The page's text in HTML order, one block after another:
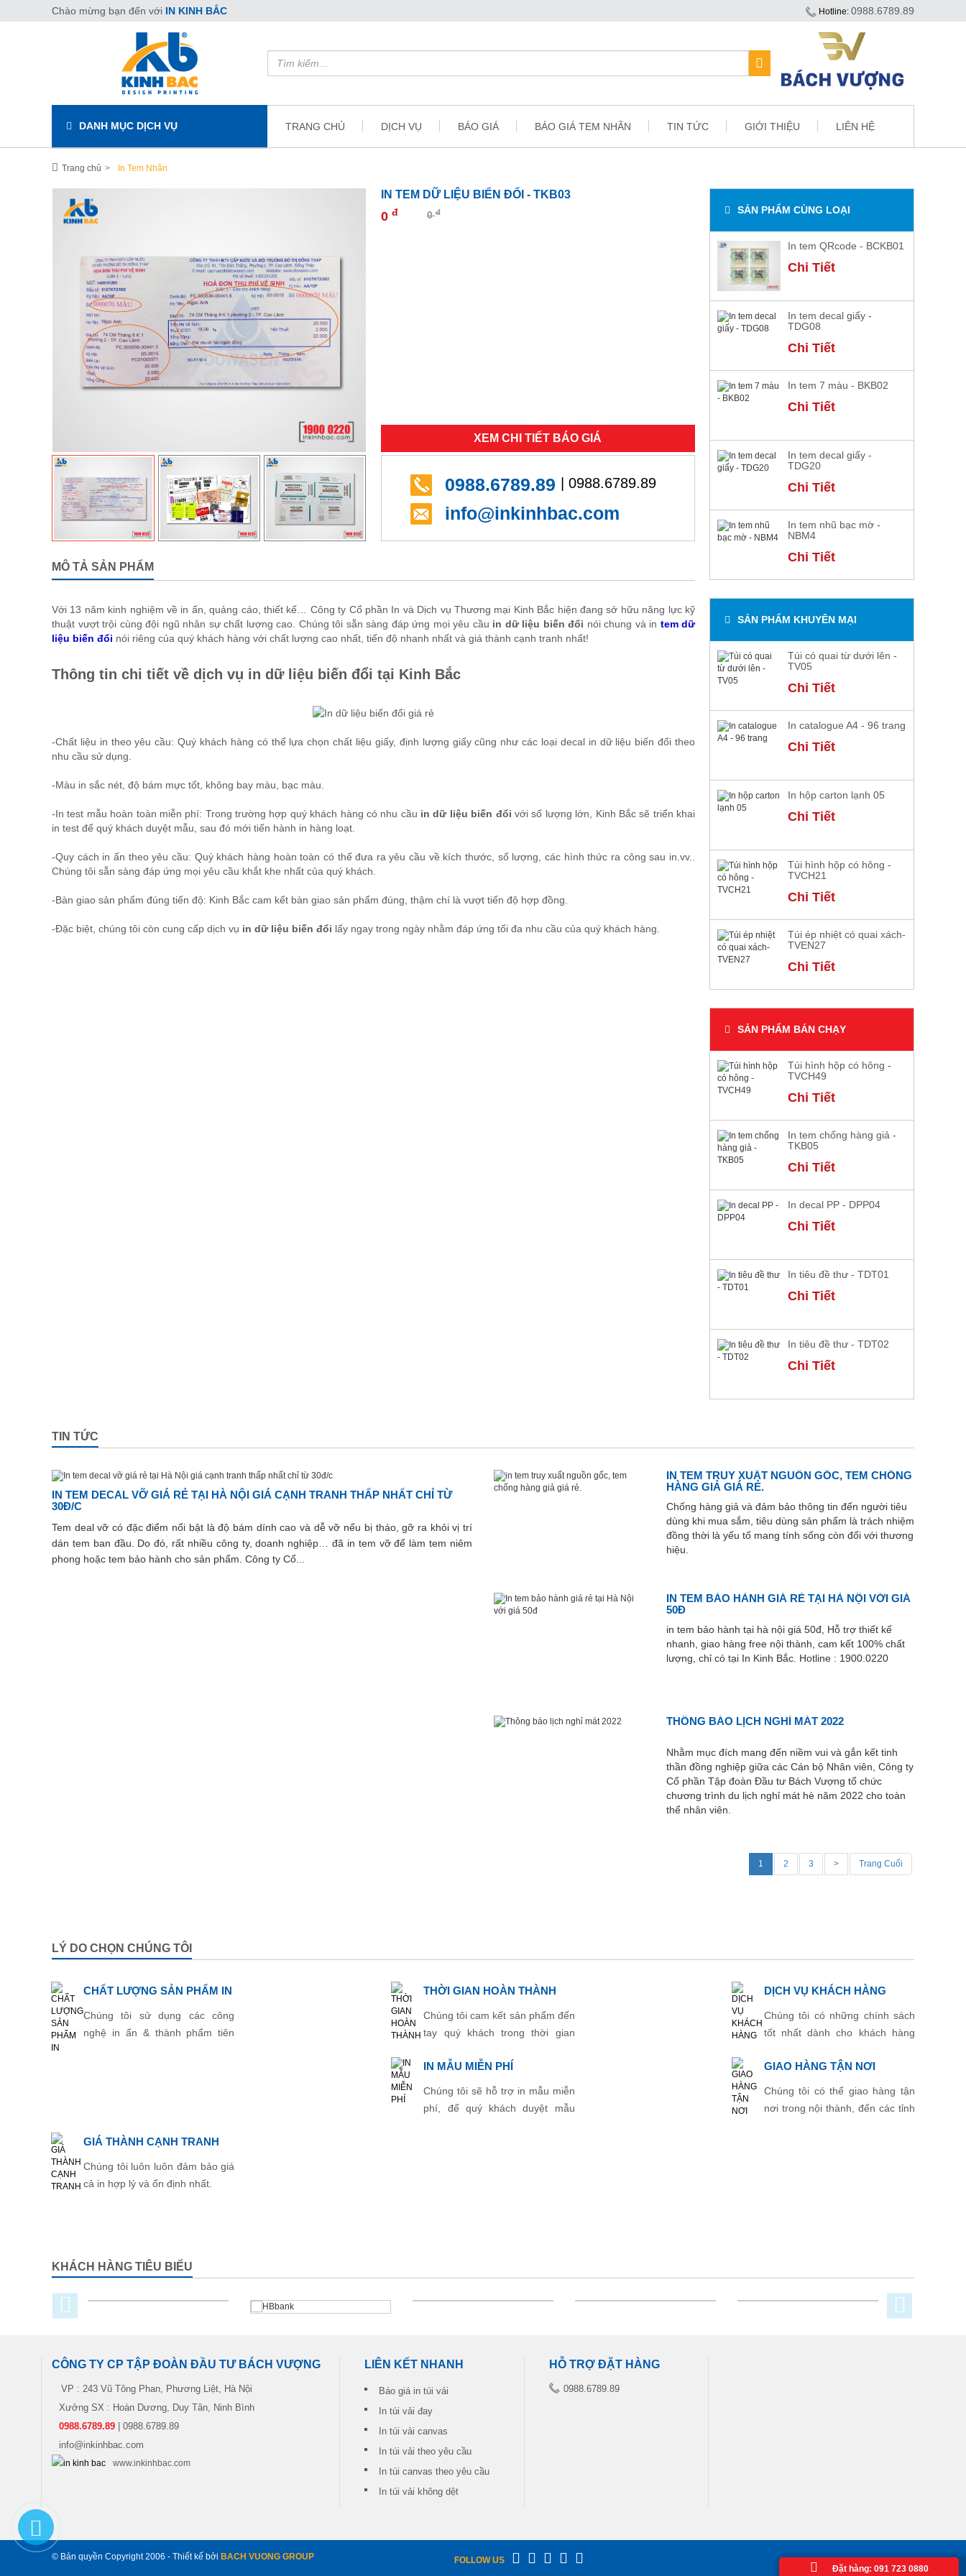
Chào mừng bạn đến với IN KINH BẮC Hotline: 0988.6789.89
DANH MỤC DỊCH VỤ TRANG CHỦ DỊCH VỤ BÁO GIÁ BÁO GIÁ TEM NHÃN TIN TỨC GIỚI THIỆU LIÊN HỆ
Trang chủ In Tem Nhãn
IN TEM DỮ LIỆU BIẾN ĐỔI - TKB03
0 đ 0đ
XEM CHI TIẾT BÁO GIÁ
0988.6789.89 | 0988.6789.89
info@inkinhbac.com
MÔ TẢ SẢN PHẨM
Với 13 năm kinh nghiệm về in ấn, quảng cáo, thiết kế… Công ty Cổ phần In và Dịch vụ Thương mại Kinh Bắc hiện đang sở hữu năng lực kỹ
thuật vượt trội cùng đội ngũ nhân sự chất lượng cao. Chúng tôi sẵn sàng đáp ứng mọi yêu cầu in dữ liệu biến đổi nói chung và in tem dữ
liệu biến đổi nói riêng của quý khách hàng với chất lượng cao nhất, tiến độ nhanh nhất và giá thành cạnh tranh nhất!
Thông tin chi tiết về dịch vụ in dữ liệu biến đổi tại Kinh Bắc
-Chất liệu in theo yêu cầu: Quý khách hàng có thể lựa chọn chất liệu giấy, định lượng giấy cũng như các loại decal in dữ liệu biến đổi theo
nhu cầu sử dụng.
-Màu in sắc nét, độ bám mực tốt, không bay màu, bạc màu.
-In test mẫu hoàn toàn miễn phí: Trong trường hợp quý khách hàng có nhu cầu in dữ liệu biến đổi với số lượng lớn, Kinh Bắc sẽ triển khai
in test để quý khách duyệt mẫu, sau đó mới tiến hành in hàng loạt.
-Quy cách in ấn theo yêu cầu: Quý khách hàng hoàn toàn có thể đưa ra yêu cầu về kích thước, số lượng, các hình thức ra công sau in.vv..
Chúng tôi sẵn sàng đáp ứng mọi yêu cầu khắt khe nhất của quý khách.
-Bàn giao sản phẩm đúng tiến độ: Kinh Bắc cam kết bàn giao sản phẩm đúng, thậm chí là vượt tiến độ hợp đồng.
-Đặc biệt, chúng tôi còn cung cấp dịch vụ in dữ liệu biến đổi lấy ngay trong ngày nhằm đáp ứng tối đa nhu cầu của quý khách hàng.
SẢN PHẨM CÙNG LOẠI
In tem QRcode - BCKB01
Chi Tiết
In tem decal giấy -
TDG08
Chi Tiết
In tem 7 màu - BKB02
Chi Tiết
In tem decal giấy -
TDG20
Chi Tiết
In tem nhũ bạc mờ -
NBM4
Chi Tiết
SẢN PHẨM KHUYÊN MẠI
Túi có quai từ dưới lên -
TV05
Chi Tiết
In catalogue A4 - 96 trang
Chi Tiết
In hộp carton lạnh 05
Chi Tiết
Túi hình hộp có hông -
TVCH21
Chi Tiết
Túi ép nhiệt có quai xách-
TVEN27
Chi Tiết
SẢN PHẨM BÁN CHẠY
Túi hình hộp có hông -
TVCH49
Chi Tiết
In tem chống hàng giả -
TKB05
Chi Tiết
In decal PP - DPP04
Chi Tiết
In tiêu đề thư - TDT01
Chi Tiết
In tiêu đề thư - TDT02
Chi Tiết
TIN TỨC
IN TEM DECAL VỠ GIÁ RẺ TẠI HÀ NỘI GIÁ CẠNH TRANH THẤP NHẤT CHỈ TỪ
30Đ/C
​Tem deal vỡ có đặc điểm nổi bật là độ bám dính cao và dễ vỡ nếu bị tháo, gỡ ra khỏi vị trí
dán tem ban đầu. Do đó, rất nhiều công ty, doanh nghiệp… đã in tem vỡ để làm tem niêm
phong hoặc tem bảo hành cho sản phẩm. Công ty Cổ...
IN TEM TRUY XUẤT NGUỒN GỐC, TEM CHỐNG
HÀNG GIẢ GIÁ RẺ.
Chống hàng giả và đảm bảo thông tin đến người tiêu
dùng khi mua sắm, tiêu dùng sản phẩm là trách nhiệm
đồng thời là yếu tố mang tính sống còn đối với thương
hiệu.
IN TEM BẢO HÀNH GIÁ RẺ TẠI HÀ NỘI VỚI GIÁ
50Đ
in tem bảo hành tại hà nội giá 50đ, Hỗ trợ thiết kế
nhanh, giao hàng free nội thành, cam kết 100% chất
lượng, chỉ có tại In Kinh Bắc. Hotline : 1900.0220
THÔNG BÁO LỊCH NGHỈ MÁT 2022
Nhằm mục đích mang đến niềm vui và gắn kết tinh
thần đồng nghiệp giữa các Cán bộ Nhân viên, Công ty
Cổ phần Tập đoàn Đầu tư Bách Vượng tổ chức
chương trình du lịch nghỉ mát hè năm 2022 cho toàn
thể nhân viên.
1 2 3 > Trang Cuối
LÝ DO CHỌN CHÚNG TÔI
CHẤT LƯỢNG SẢN PHẨM IN
Chúng tôi sử dụng các công
nghệ in ấn & thành phẩm tiên
THỜI GIAN HOÀN THÀNH
Chúng tôi cam kết sản phẩm đến
tay quý khách trong thời gian
DỊCH VỤ KHÁCH HÀNG
Chúng tôi có những chính sách
tốt nhất dành cho khách hàng
IN MẪU MIỄN PHÍ
Chúng tôi sẽ hỗ trợ in mẫu miễn
phí, để quý khách duyệt mẫu
GIAO HÀNG TẬN NƠI
Chúng tôi có thể giao hàng tận
nơi trong nội thành, đến các tỉnh
GIÁ THÀNH CẠNH TRANH
Chúng tôi luôn luôn đảm bảo giá
cả in hợp lý và ổn định nhất.
KHÁCH HÀNG TIÊU BIỂU
CÔNG TY CP TẬP ĐOÀN ĐẦU TƯ BÁCH VƯỢNG
VP : 243 Vũ Tông Phan, Phương Liệt, Hà Nội
Xưởng SX : Hoàn Dương, Duy Tân, Ninh Bình
0988.6789.89 | 0988.6789.89
info@inkinhbac.com
www.inkinhbac.com
LIÊN KẾT NHANH
Báo giá in túi vải
In túi vải đay
In túi vải canvas
In túi vải theo yêu cầu
In túi canvas theo yêu cầu
In túi vải không dệt
HỖ TRỢ ĐẶT HÀNG
0988.6789.89
© Bản quyền Copyright 2006 - Thiết kế bởi BACH VUONG GROUP
FOLLOW US
Đặt hàng: 091 723 0880